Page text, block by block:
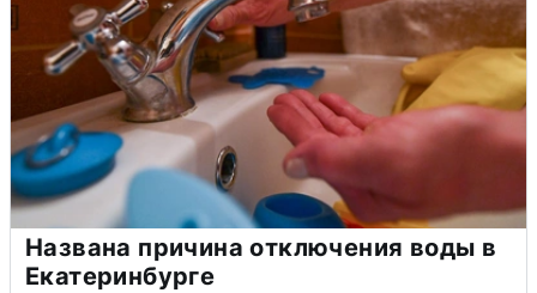
Названа причина отключения воды в
Екатеринбурге